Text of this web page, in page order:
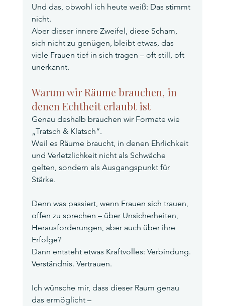
Und das, obwohl ich heute weiß: Das stimmt
nicht.
Aber dieser innere Zweifel, diese Scham,
sich nicht zu genügen, bleibt etwas, das
viele Frauen tief in sich tragen – oft still, oft
unerkannt.
Warum wir Räume brauchen, in
denen Echtheit erlaubt ist
Genau deshalb brauchen wir Formate wie
„Tratsch & Klatsch“.
Weil es Räume braucht, in denen Ehrlichkeit
und Verletzlichkeit nicht als Schwäche
gelten, sondern als Ausgangspunkt für
Stärke.
Denn was passiert, wenn Frauen sich trauen,
offen zu sprechen – über Unsicherheiten,
Herausforderungen, aber auch über ihre
Erfolge?
Dann entsteht etwas Kraftvolles: Verbindung.
Verständnis. Vertrauen.
Ich wünsche mir, dass dieser Raum genau
das ermöglicht –